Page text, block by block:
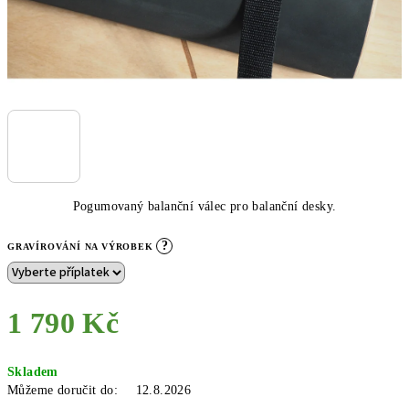
Pogumovaný balanční válec pro balanční desky.
GRAVÍROVÁNÍ NA VÝROBEK ?
1 790 Kč
cena:
Skladem
Můžeme doručit do:
12.8.2026